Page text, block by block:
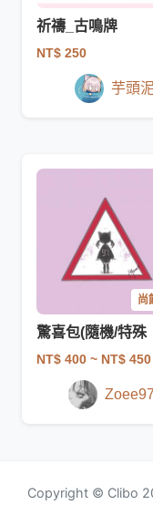
祈禱_古鳴牌
NT$ 250
芋頭
尚
驚喜包(隨機/特殊
NT$ 400 ~ NT$ 450
Zoee97
Copyright © Clibo